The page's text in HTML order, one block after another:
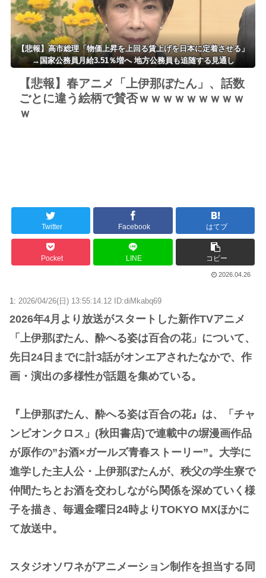
【悲報】高市総理「物価上昇を上回る賃上げを日本に定着させる」
→国家公務員月給3.51％増へ 地方公務員も追随する見通し
【悲報】春アニメ「上伊那ぼたん」、話数
ごとに違う絵柄で賛否ｗｗｗｗｗｗｗｗｗ
ｗ
Twitter Facebook はてブ
Pocket LINE コピー
2026.04.26
1: 2026/04/26(日) 13:55:14.12 ID:diMkabq69
2026年4月より放送がスタートした新作TVアニメ
「上伊那ぼたん、酔へる姿は百合の花」について、
先日24日までに計3話がオンエアされたなかで、作
画・演出の多様性が話題を集めている。
『上伊那ぼたん、酔へる姿は百合の花』は、「チャ
ンピオンクロス」(秋田書店)で連載中の塀漫画作品
が原作の”お酒×ガールズ青春ストーリー”。大学に
進学した主人公・上伊那ぼたんが、秩父の学生寮で
仲間たちとお酒を交わしながら関係を深めていく様
子を描き、毎週金曜日24時よりTOKYO MXほかに
て放送中。
スタジオソワネがアニメーション制作を担当する同